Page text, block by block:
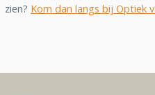
zien? Kom dan langs bij Optiek